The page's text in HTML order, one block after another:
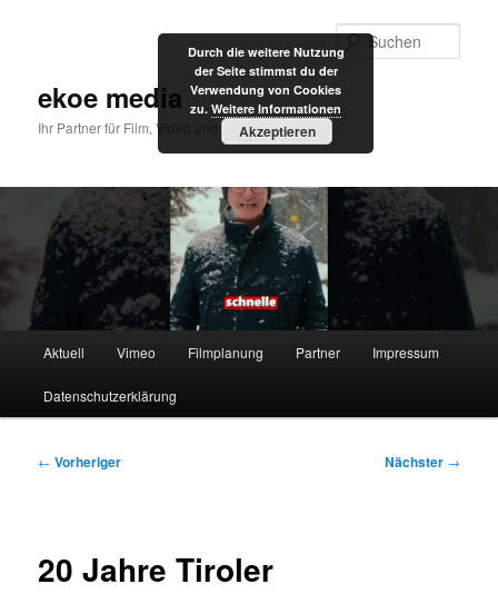
ekoe media
Ihr Partner für Film, Video und Internet
Aktuell Vimeo Filmplanung Partner Impressum
Datenschutzerklärung
Beitragsnavigation
← Vorheriger Nächster →
20 Jahre Tiroler
Durch die weitere Nutzung
der Seite stimmst du der
Verwendung von Cookies
zu. Weitere Informationen
Akzeptieren